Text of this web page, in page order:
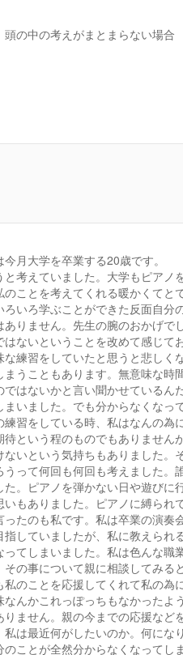
の中の考えがまとまらない場合
月大学を卒業する20歳です。
考えていました。大学もピアノ
ことを考えてくれる暖かくてと
いろ学ぶことができた反面自分
りません。先生の腕のおかげで
ないということを改めて感じて
練習をしていたと思うと悲しく
うこともあります。無意味な時
はないかと言い聞かせているん
いました。でも分からなくなっ
習をしている時、私はなんの為
という程のものでもありません
いという気持ちもありました。
って何回も何回も考えました。
。ピアノを弾かない日や遊びに
もありました。ピアノに縛られ
たのも私です。私は卒業の演奏
していましたが、私に教えられ
てしまいました。私は色んな職
の事について親に相談してみる
のことを応援してくれて私の為
んかこれっぽっちもなかったよ
ません。親の今までの応援など
は最近何がしたいのか。何にな
ことが全然分からなくなってしま